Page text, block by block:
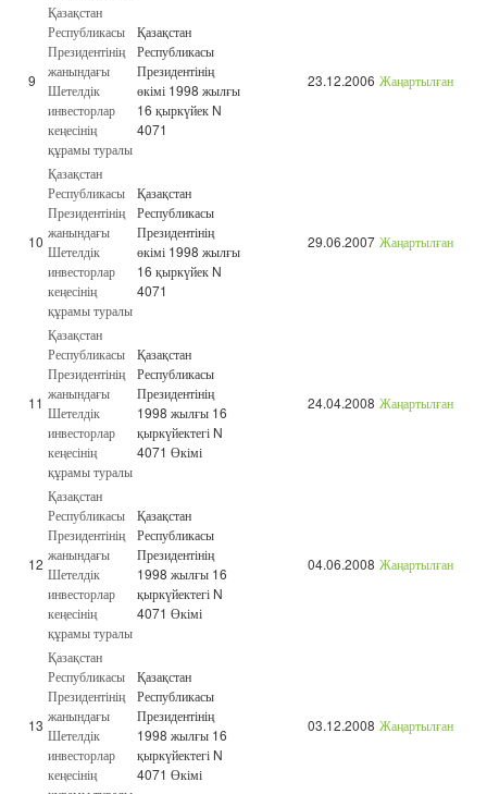
9
Қазақстан
Республикасы
Президентінің
жанындағы
Шетелдік
инвесторлар
кеңесінің
құрамы туралы
Қазақстан
Республикасы
Президентінің
өкімі 1998 жылғы
16 қыркүйек N
4071
23.12.2006 Жаңартылған
10
Қазақстан
Республикасы
Президентінің
жанындағы
Шетелдік
инвесторлар
кеңесінің
құрамы туралы
Қазақстан
Республикасы
Президентінің
өкімі 1998 жылғы
16 қыркүйек N
4071
29.06.2007 Жаңартылған
11
Қазақстан
Республикасы
Президентінің
жанындағы
Шетелдік
инвесторлар
кеңесінің
құрамы туралы
Қазақстан
Республикасы
Президентінің
1998 жылғы 16
қыркүйектегі N
4071 Өкімі
24.04.2008 Жаңартылған
12
Қазақстан
Республикасы
Президентінің
жанындағы
Шетелдік
инвесторлар
кеңесінің
құрамы туралы
Қазақстан
Республикасы
Президентінің
1998 жылғы 16
қыркүйектегі N
4071 Өкімі
04.06.2008 Жаңартылған
13
Қазақстан
Республикасы
Президентінің
жанындағы
Шетелдік
инвесторлар
кеңесінің
Қазақстан
Республикасы
Президентінің
1998 жылғы 16
қыркүйектегі N
4071 Өкімі
03.12.2008 Жаңартылған